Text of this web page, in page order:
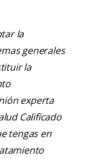
la
generales
la
experta
Calificado
tengas en